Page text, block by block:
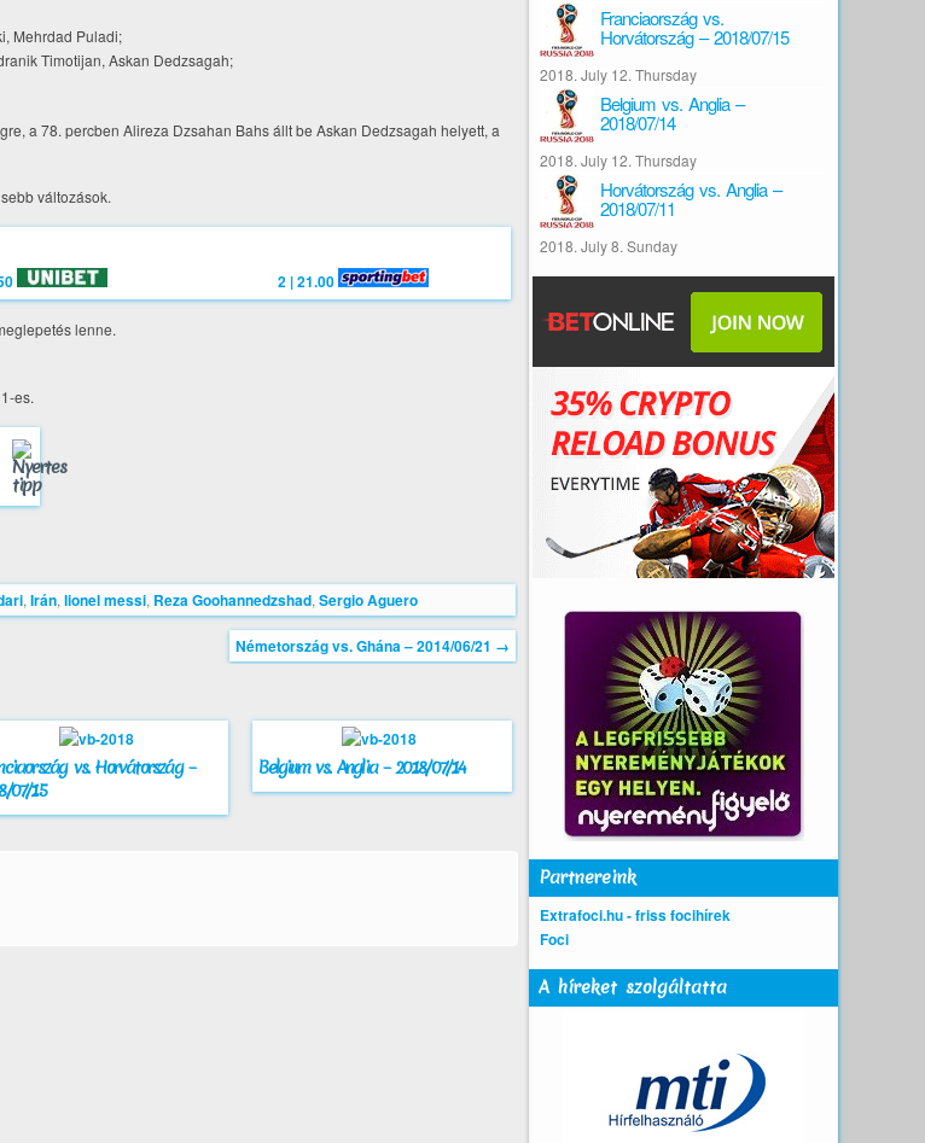
Mehrdad Puladi;
Timotijan, Askan Dedzsagah;
a 78. percben Alireza Dzsahan Bahs állt be Askan Dedzsagah helyett, a
változások.
2 | 21.00
lenne.
es.
, Irán, lionel messi, Reza Goohannedzshad, Sergio Aguero
Németország vs. Ghána – 2014/06/21 →
vs. Horvátország –
07/15
Belgium vs. Anglia – 2018/07/14
Franciaország vs.
Horvátország – 2018/07/15
2018. July 12. Thursday
Belgium vs. Anglia –
2018/07/14
2018. July 12. Thursday
Horvátország vs. Anglia –
2018/07/11
2018. July 8. Sunday
Partnereink
Extrafoci.hu - friss focihírek
Foci
A híreket szolgáltatta